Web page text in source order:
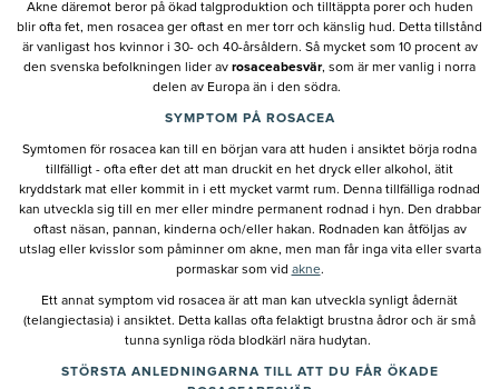
Akne däremot beror på ökad talgproduktion och tilltäppta porer och huden
blir ofta fet, men rosacea ger oftast en mer torr och känslig hud. Detta tillstånd
är vanligast hos kvinnor i 30- och 40-årsåldern. Så mycket som 10 procent av
den svenska befolkningen lider av rosaceabesvär, som är mer vanlig i norra
delen av Europa än i den södra.
SYMPTOM PÅ ROSACEA
Symtomen för rosacea kan till en början vara att huden i ansiktet börja rodna
tillfälligt - ofta efter det att man druckit en het dryck eller alkohol, ätit
kryddstark mat eller kommit in i ett mycket varmt rum. Denna tillfälliga rodnad
kan utveckla sig till en mer eller mindre permanent rodnad i hyn. Den drabbar
oftast näsan, pannan, kinderna och/eller hakan. Rodnaden kan åtföljas av
utslag eller kvisslor som påminner om akne, men man får inga vita eller svarta
pormaskar som vid akne.
Ett annat symptom vid rosacea är att man kan utveckla synligt ådernät
(telangiectasia) i ansiktet. Detta kallas ofta felaktigt brustna ådror och är små
tunna synliga röda blodkärl nära hudytan.
STÖRSTA ANLEDNINGARNA TILL ATT DU FÅR ÖKADE